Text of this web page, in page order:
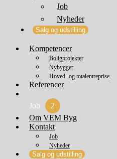
Job
Nyheder
Salg og udstilling
Kompetencer
Boligprojekter
Nybygger
Hoved- og totalentreprise
Referencer
Job
2
Om VEM Byg
Kontakt
Job
Nyheder
Salg og udstilling